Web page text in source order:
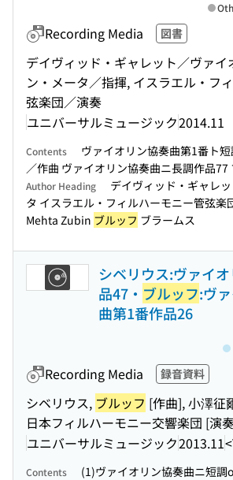
Recording Media 図書
デイヴィッド・ギャレット／ヴァイ
ン・メータ／指揮, イスラエル・フ
弦楽団／演奏
ユニバーサルミュージック2014.11
Contents ヴァイオリン協奏曲第1番ト
／作曲 ヴァイオリン協奏曲ニ長調作品77
Author Heading
デイヴィッド・ギャレ
タ イスラエル・フィルハーモニー管弦楽
Mehta Zubin ブルッフ ブラームス
シベリウス:ヴァイ
品47・ ブルッフ:ヴ
曲第1番作品26
Recording Media 録音資料
シベリウス, ブルッフ [作曲], 小澤征
日本フィルハーモニー交響楽団 [演
ユニバーサルミュージック2013.11
Contents
(1)ヴァイオリン協奏曲ニ短調